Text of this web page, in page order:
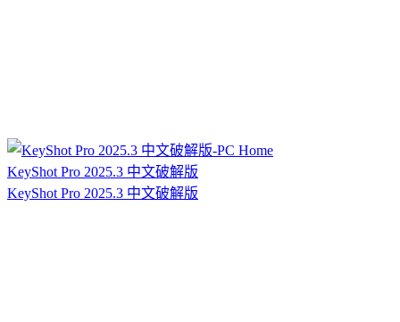
KeyShot Pro 2025.3 中文破解版
KeyShot Pro 2025.3 中文破解版